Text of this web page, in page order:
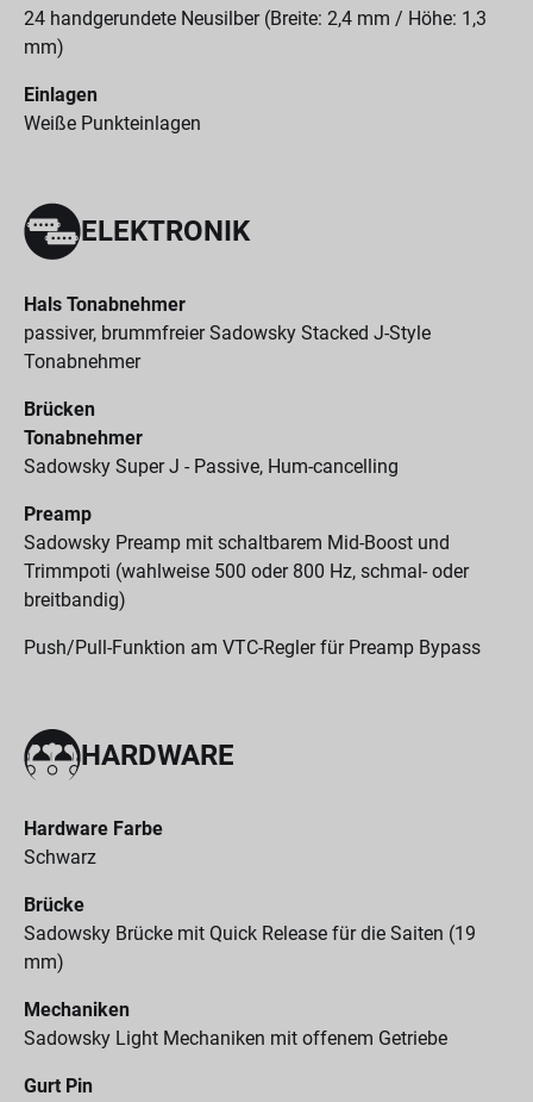
24 handgerundete Neusilber (Breite: 2,4 mm / Höhe: 1,3
mm)
Einlagen
Weiße Punkteinlagen
ELEKTRONIK
Hals Tonabnehmer
passiver, brummfreier Sadowsky Stacked J-Style
Tonabnehmer
Brücken
Tonabnehmer
Sadowsky Super J - Passive, Hum-cancelling
Preamp
Sadowsky Preamp mit schaltbarem Mid-Boost und
Trimmpoti (wahlweise 500 oder 800 Hz, schmal- oder
breitbandig)
Push/Pull-Funktion am VTC-Regler für Preamp Bypass
HARDWARE
Hardware Farbe
Schwarz
Brücke
Sadowsky Brücke mit Quick Release für die Saiten (19
mm)
Mechaniken
Sadowsky Light Mechaniken mit offenem Getriebe
Gurt Pin